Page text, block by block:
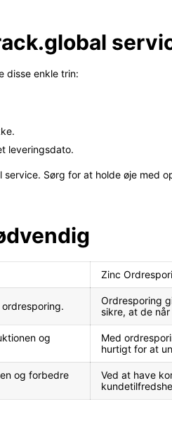
disse enkle trin:
leveringsdato.
Sørg for at holde øje med
Zinc
Ordresporing
sikre, at de
og
Med
hurtigt for at
og forbedre
Ved at have